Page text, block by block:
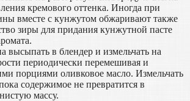
кремового оттенка. Иногда при
вместе с кунжутом обжаривают также
зиры для придания кунжутной пасте
высыпать в блендер и измельчать на
периодически перемешивая и
порциями оливковое масло. Измельчать
содержимое не превратится в
массу.